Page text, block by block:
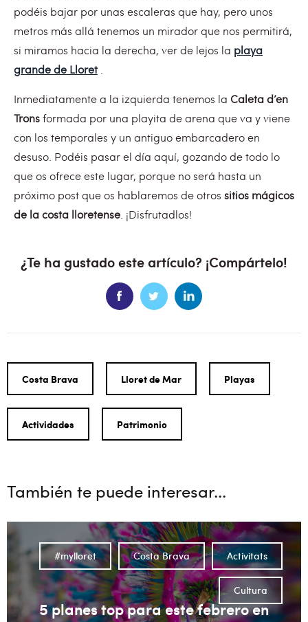
podéis bajar por unas escaleras que hay, pero unos
metros más allá tenemos un mirador que nos permitirá,
si miramos hacia la derecha, ver de lejos la playa
grande de Lloret
Inmediatamente a la izquierda tenemos la Caleta d’en
Tronsformada por una playita de arena que va y viene
con los temporales y un antiguo embarcadero en
desuso. Podéis pasar el día aquí, gozando de todo lo
que os ofrece este lugar, porque no será hasta un
próximo post que os hablaremos de otros sitios mágicos
de la costa lloretense . ¡Disfrutadlos!
¿Te ha gustado este artículo? ¡Compártelo!
Costa Brava Lloret de Mar Playas
Actividades Patrimonio
También te puede interesar...
5 planes top para este febrero en
Activitats
Costa Brava
#mylloret
Cultura